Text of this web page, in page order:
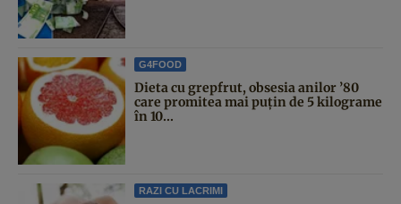
G4FOOD
Dieta cu grepfrut, obsesia anilor ’80
care promitea mai puțin de 5 kilograme
în 10...
RAZI CU LACRIMI